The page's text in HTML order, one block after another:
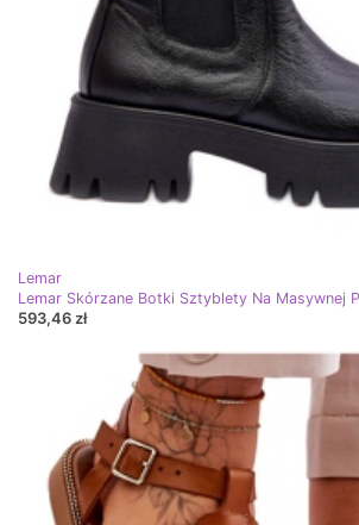
Lemar
593,46 zł